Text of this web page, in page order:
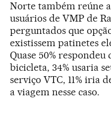
Norte também reúne
usuários de VMP de
perguntados que
existissem patinetes
Quase 50%
bicicleta, 34% usaria
serviço VTC, 11% iria
a viagem nesse caso.